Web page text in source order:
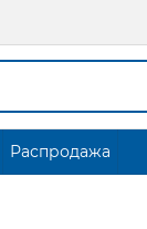
Распродажа